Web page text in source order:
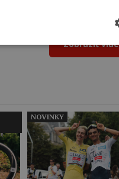
Zobraziť viac
NOVINKY